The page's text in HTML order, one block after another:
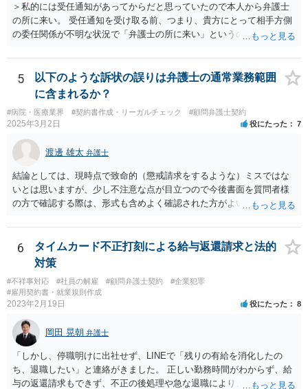
＞私的には受任通知があってからだと思っていたので本人から弁護士
の所に来い。 受任通知を受け取る前、つまり、貴方にとって相手方側
の委任関係が不明な状況で「弁護士の所に来い」というのは、さすが
絡がきますよね？ 通常はそのような初動となります。
5
以下のような訴状の誤りは弁護士の通常業務範囲
に含まれるか？
#病院・医療業界 #契約書作成・リーガルチェック #顧問弁護士契約
2025年3月2日 役にたった 7
渡邊 雄太 弁護士
結論としては、現時点で致命的（懲戒請求をするような）ミスではな
いとは思いますが、少し不注意な点が目立つので今後書面を質問者様
の方で確認する際は、形式も含めよく確認された方がよいと思われま
正 →のぞましくはないですが、時たまあるものと存じます。 通常は、
弁護士が起案 Ⅰ依頼者に内容の確認 Ⅱ弁護士が誤字脱字等を確認 Ⅲ
念のため事務員が確認 Ⅳ提出 の流れになりますので、どこかの段階で
気が付くことが多いです。仮処分等緊急性が高い案件では提出時に裁
判所窓口で修正して受理してもらうということはありますので、その
場合は責められない部分もあるかと思います。 ②証拠である薬品名を
うね。よくわからないならば弁護士としては依頼者にこちらの薬品で
よいですかと聞くべきではあると思います。他のミスに比してこれは
内容に関するミスなので、今後はよく確認いただいた方がよいと思い
ます。 ③証拠のナンバーが入らないまま甲号証のハンコが押されたま
まになっている →形式ミスですね。不注意ですが、訴訟の勝敗に直結
6
タイムカード不正打刻による給与返還請求と法的
対策
#不祥事対応 #社員の解雇 #顧問弁護士契約
#企業犯罪
#雇用契約書・就業規則作成
2023年2月19日 役にたった 8
岡田 晃朝 弁護士
「しかし、停職明けに出社せず、LINEで「残りの有給を消化したの
ち、退職したい」と連絡がきました。 正しい勤務時間がわからず、給
与の返還請求もできず、不正の後処理や急な退職により、社や他のス